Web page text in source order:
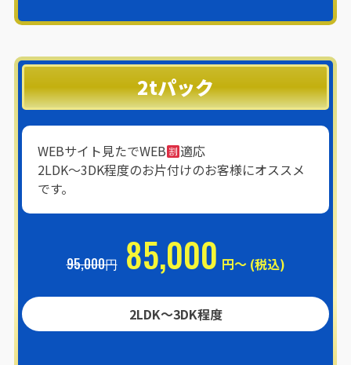
2tパック
WEBサイト見たでWEB
適応
2LDK〜3DK程度のお片付けのお客様にオススメ
です。
95,000円 85,000 円～ (税込)
2LDK〜3DK程度